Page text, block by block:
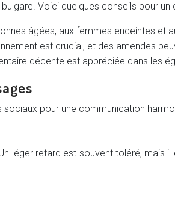
Voici quelques conseils pour
âgées, aux femmes enceintes
est crucial, et des amendes
décente est appréciée dans les
pour une communication
retard est souvent toléré, mais